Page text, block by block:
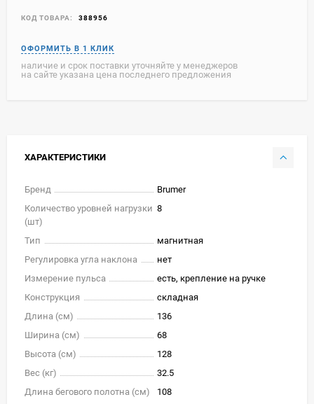
КОД ТОВАРА: 388956
наличие и срок поставки уточняйте у менеджеров
на сайте указана цена последнего предложения
ХАРАКТЕРИСТИКИ
Бренд
Brumer
Количество уровней нагрузки
(шт)
8
Тип
магнитная
Регулировка угла наклона
нет
Измерение пульса
есть, крепление на ручке
Конструкция
складная
Длина (см)
136
Ширина (см)
68
Высота (см)
128
Вес (кг)
32.5
Длина бегового полотна (см)
108